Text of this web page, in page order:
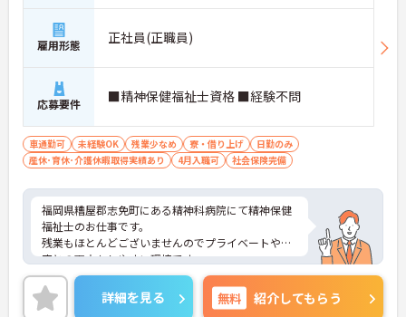
雇用形態 正社員(正職員)
応募要件 ■精神保健福祉士資格 ■経験不問
車通勤可 未経験OK 残業少なめ 寮・借り上げ
日勤のみ
産休･育休･介護休暇取得実績あり
4月入職可 社会保険完備
福岡県糟屋郡志免町にある精神科病院にて精神保健
福祉士のお仕事です。
残業もほとんどございませんのでプライベートや家
庭との両立もしやすい環境です。
ご興味ある方には、面接対策ポイントなど、さらに
詳細をお話しいたしますのでお気軽にご相談くださ
い。
詳細を見る 無料 紹介してもらう